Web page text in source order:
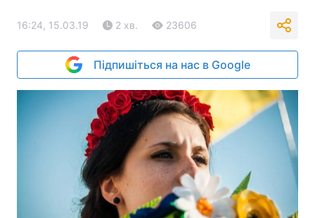
16:24, 15.03.19 2 хв. 23606
Підпишіться на нас в Google